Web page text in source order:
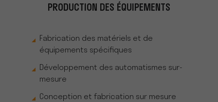
PRODUCTION DES ÉQUIPEMENTS
Fabrication des matériels et de
équipements spécifiques
Développement des automatismes sur-
mesure
Conception et fabrication sur mesure